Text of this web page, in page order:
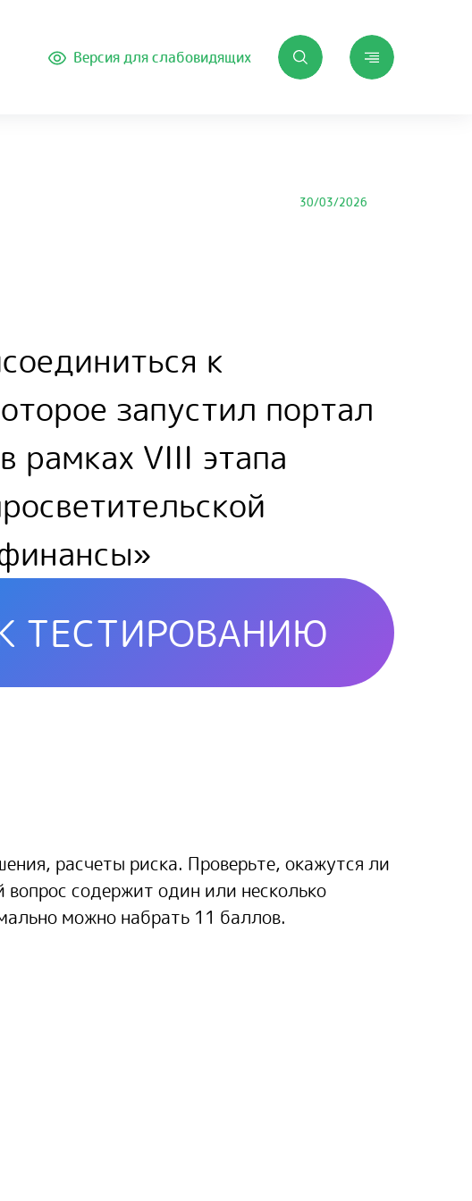
Версия для слабовидящих
30/03/2026
к
запустил портал
VIII этапа
ТЕСТИРОВАНИЮ
расчеты риска. Проверьте, окажутся ли
содержит один или несколько
можно набрать 11 баллов.